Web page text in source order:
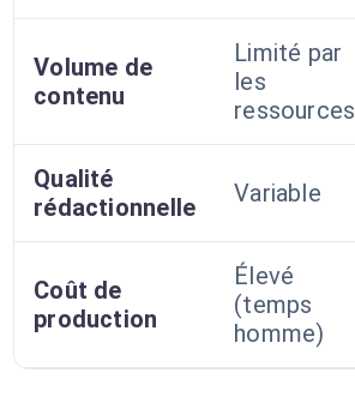
Volume de
contenu
Limité par
les
ressources
Qualité
rédactionnelle
Variable
Coût de
production
Élevé
(temps
homme)